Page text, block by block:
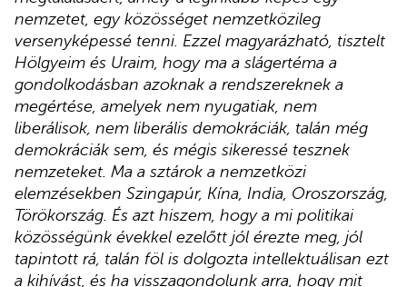
nemzetet, egy közösséget nemzetközileg
versenyképessé tenni. Ezzel magyarázható, tisztelt
Hölgyeim és Uraim, hogy ma a slágertéma a
gondolkodásban azoknak a rendszereknek a
megértése, amelyek nem nyugatiak, nem
liberálisok, nem liberális demokráciák, talán még
demokráciák sem, és mégis sikeressé tesznek
nemzeteket. Ma a sztárok a nemzetközi
elemzésekben Szingapúr, Kína, India, Oroszország,
Törökország. És azt hiszem, hogy a mi politikai
közösségünk évekkel ezelőtt jól érezte meg, jól
tapintott rá, talán föl is dolgozta intellektuálisan ezt
a kihívást, és ha visszagondolunk arra, hogy mit